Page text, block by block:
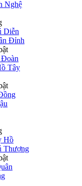
Nghệ
Diễn
Đỉnh
Tây
Hồ
Thượng